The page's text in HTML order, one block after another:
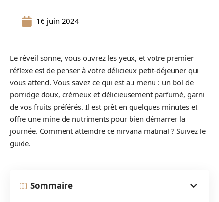
16 juin 2024
Le réveil sonne, vous ouvrez les yeux, et votre premier
réflexe est de penser à votre délicieux petit-déjeuner qui
vous attend. Vous savez ce qui est au menu : un bol de
porridge doux, crémeux et délicieusement parfumé, garni
de vos fruits préférés. Il est prêt en quelques minutes et
offre une mine de nutriments pour bien démarrer la
journée. Comment atteindre ce nirvana matinal ? Suivez le
guide.
Sommaire